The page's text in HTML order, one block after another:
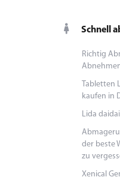
Schnell
Richtig
Tabletten
kaufen in
Lida
der beste
zu
Xenical